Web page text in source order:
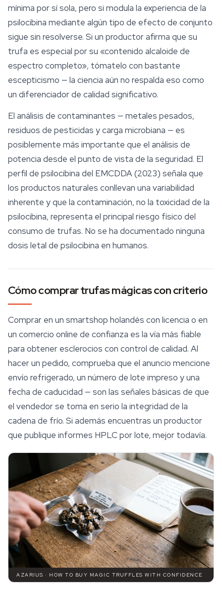
mínima por sí sola, pero si modula la experiencia de la
psilocibina mediante algún tipo de efecto de conjunto
sigue sin resolverse. Si un productor afirma que su
trufa es especial por su «contenido alcaloide de
espectro completo», tómatelo con bastante
escepticismo — la ciencia aún no respalda eso como
un diferenciador de calidad significativo.
El análisis de contaminantes — metales pesados,
residuos de pesticidas y carga microbiana — es
posiblemente más importante que el análisis de
potencia desde el punto de vista de la seguridad. El
perfil de psilocibina del EMCDDA (2023) señala que
los productos naturales conllevan una variabilidad
inherente y que la contaminación, no la toxicidad de la
psilocibina, representa el principal riesgo físico del
consumo de trufas. No se ha documentado ninguna
dosis letal de psilocibina en humanos.
Cómo comprar trufas mágicas con criterio
Comprar en un smartshop holandés con licencia o en
un comercio online de confianza es la vía más fiable
para obtener esclerocios con control de calidad. Al
hacer un pedido, comprueba que el anuncio mencione
envío refrigerado, un número de lote impreso y una
fecha de caducidad — son las señales básicas de que
el vendedor se toma en serio la integridad de la
cadena de frío. Si además encuentras un productor
que publique informes HPLC por lote, mejor todavía.
AZARIUS · HOW TO BUY MAGIC TRUFFLES WITH CONFIDENCE